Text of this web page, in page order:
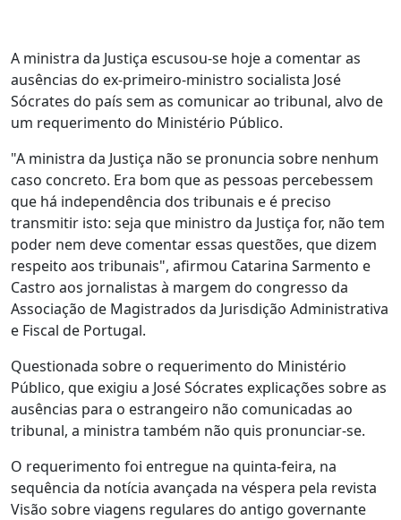
A ministra da Justiça escusou-se hoje a comentar as
ausências do ex-primeiro-ministro socialista José
Sócrates do país sem as comunicar ao tribunal, alvo de
um requerimento do Ministério Público.
"A ministra da Justiça não se pronuncia sobre nenhum
caso concreto. Era bom que as pessoas percebessem
que há independência dos tribunais e é preciso
transmitir isto: seja que ministro da Justiça for, não tem
poder nem deve comentar essas questões, que dizem
respeito aos tribunais", afirmou Catarina Sarmento e
Castro aos jornalistas à margem do congresso da
Associação de Magistrados da Jurisdição Administrativa
e Fiscal de Portugal.
Questionada sobre o requerimento do Ministério
Público, que exigiu a José Sócrates explicações sobre as
ausências para o estrangeiro não comunicadas ao
tribunal, a ministra também não quis pronunciar-se.
O requerimento foi entregue na quinta-feira, na
sequência da notícia avançada na véspera pela revista
Visão sobre viagens regulares do antigo governante